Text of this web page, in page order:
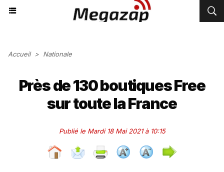
Accueil > Nationale
Près de 130 boutiques Free
sur toute la France
Publié le Mardi 18 Mai 2021 à 10:15